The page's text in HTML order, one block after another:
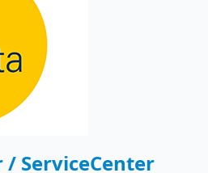
ServiceCenter